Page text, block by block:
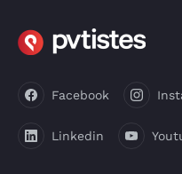
Facebook
Linkedin